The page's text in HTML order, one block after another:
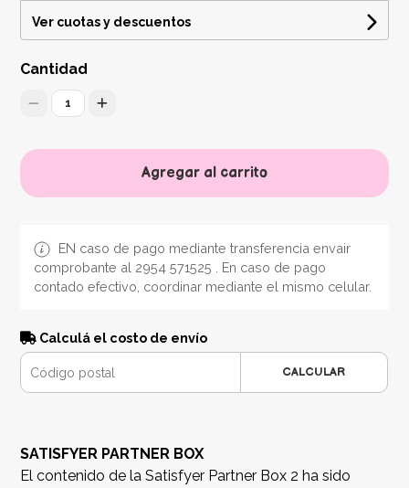
Ver cuotas y descuentos
Cantidad
1
Agregar al carrito
EN caso de pago mediante transferencia envair
comprobante al 2954 571525 . En caso de pago
contado efectivo, coordinar mediante el mismo celular.
Calculá el costo de envío
CALCULAR
SATISFYER PARTNER BOX
El contenido de la Satisfyer Partner Box 2 ha sido